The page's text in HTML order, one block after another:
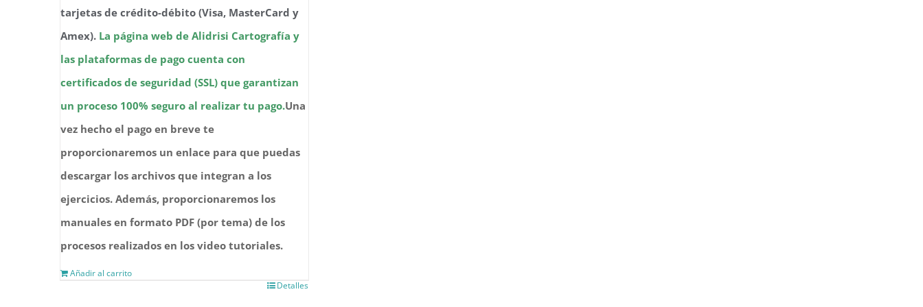
$1,000.00.$200.00.
tarjetas de crédito-débito (Visa, MasterCard y
Amex). La página web de Alidrisi Cartografía y
las plataformas de pago cuenta con
certificados de seguridad (SSL) que garantizan
un proceso 100% seguro al realizar tu pago.Una
vez hecho el pago en breve te
proporcionaremos un enlace para que puedas
descargar los archivos que integran a los
ejercicios. Además, proporcionaremos los
manuales en formato PDF (por tema) de los
procesos realizados en los video tutoriales.
Añadir al carrito
Detalles